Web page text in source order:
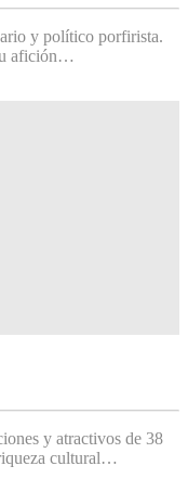
y político porfirista.
afición…
y atractivos de 38
cultural…